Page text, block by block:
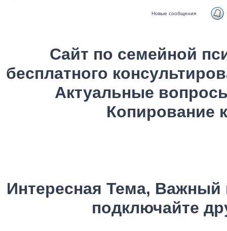
Новые сообщения
Сайт по семейной
бесплатного
Актуальные
Копирование
Интересная Тема,
подключайте